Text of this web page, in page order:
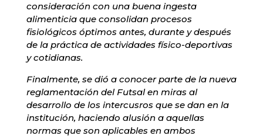
consideración con una buena ingesta
alimenticia que consolidan procesos
fisiológicos óptimos antes, durante y después
de la práctica de actividades físico-deportivas
y cotidianas.
Finalmente, se dió a conocer parte de la nueva
reglamentación del Futsal en miras al
desarrollo de los intercusros que se dan en la
institución, haciendo alusión a aquellas
normas que son aplicables en ambos